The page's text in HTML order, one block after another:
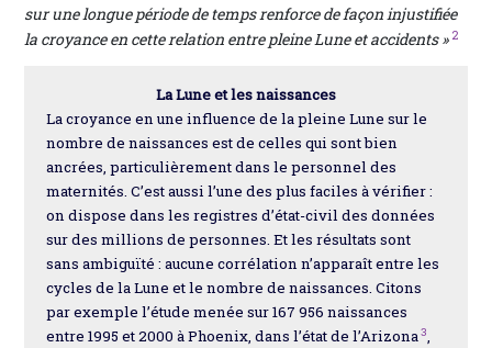
sur une longue période de temps renforce de façon injustifiée
la croyance en cette relation entre pleine Lune et accidents » 2
La Lune et les naissances
La croyance en une influence de la pleine Lune sur le
nombre de naissances est de celles qui sont bien
ancrées, particulièrement dans le personnel des
maternités. C’est aussi l’une des plus faciles à vérifier :
on dispose dans les registres d’état-civil des données
sur des millions de personnes. Et les résultats sont
sans ambiguïté : aucune corrélation n’apparaît entre les
cycles de la Lune et le nombre de naissances. Citons
par exemple l’étude menée sur 167 956 naissances
entre 1995 et 2000 à Phoenix, dans l’état de l’Arizona3,